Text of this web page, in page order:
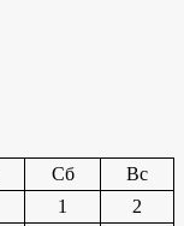
Сб
Вс
1
2